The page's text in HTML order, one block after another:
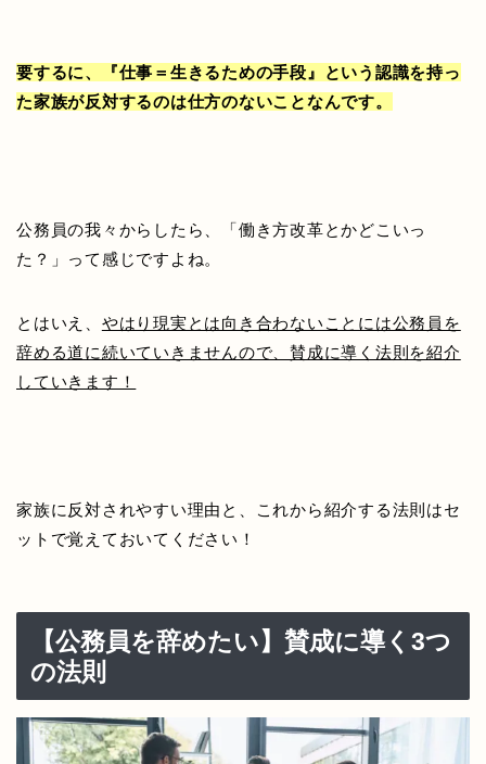
要するに、『仕事＝生きるための手段』という認識を持っ
た家族が反対するのは仕方のないことなんです。
公務員の我々からしたら、「働き方改革とかどこいっ
た？」って感じですよね。
とはいえ、 やはり現実とは向き合わないことには公務員を
辞める道に続いていきませんので、賛成に導く法則を紹介
していきます！
家族に反対されやすい理由と、これから紹介する法則はセ
ットで覚えておいてください！
【公務員を辞めたい】賛成に導く3つ
の法則